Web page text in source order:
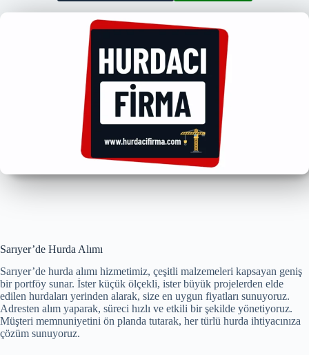
Sarıyer’de Hurda Alımı
Sarıyer’de hurda alımı hizmetimiz, çeşitli malzemeleri kapsayan geniş
bir portföy sunar. İster küçük ölçekli, ister büyük projelerden elde
edilen hurdaları yerinden alarak, size en uygun fiyatları sunuyoruz.
Adresten alım yaparak, süreci hızlı ve etkili bir şekilde yönetiyoruz.
Müşteri memnuniyetini ön planda tutarak, her türlü hurda ihtiyacınıza
çözüm sunuyoruz.